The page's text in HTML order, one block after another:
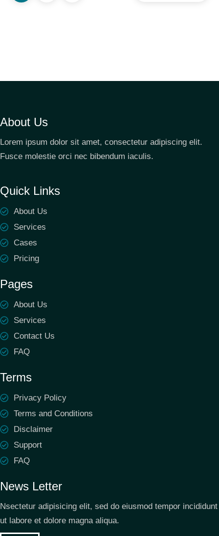
About Us
Lorem ipsum dolor sit amet, consectetur adipiscing elit.
Fusce molestie orci nec bibendum iaculis.
Quick Links
About Us
Services
Cases
Pricing
Pages
About Us
Services
Contact Us
FAQ
Terms
Privacy Policy
Terms and Conditions
Disclaimer
Support
FAQ
News Letter
Nsectetur adipisicing elit, sed do eiusmod tempor incididunt
ut labore et dolore magna aliqua.